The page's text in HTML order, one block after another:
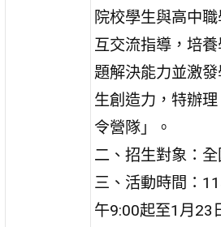
院校學生與高中
互交流指導，培
題解決能力並激
生創造力，特辦
令營隊」。
二、招生對象：
三、活動時間：
午9:00起至1月23